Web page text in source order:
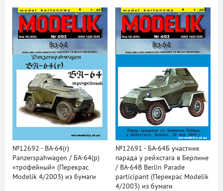
№12692 - BA-64(r)
Panzerspahwagen / БА-64(р)
«трофейный» (Перекрас
Modelik 4/2003) из бумаги
№12691 - БА-64Б участник
парада у рейхстага в Берлине
/ BA-64B Berlin Parade
participant (Перекрас Modelik
4/2003) из бумаги